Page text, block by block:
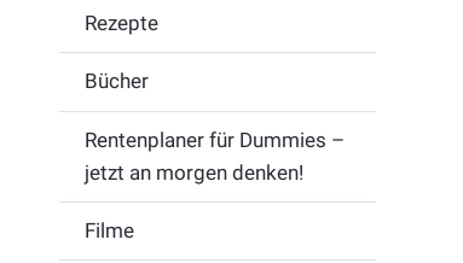
Rezepte
Bücher
Rentenplaner für Dummies –
jetzt an morgen denken!
Filme